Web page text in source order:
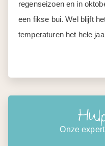
regenseizoen en in
een fikse bui. Wel blijft
temperaturen het hele
Onze